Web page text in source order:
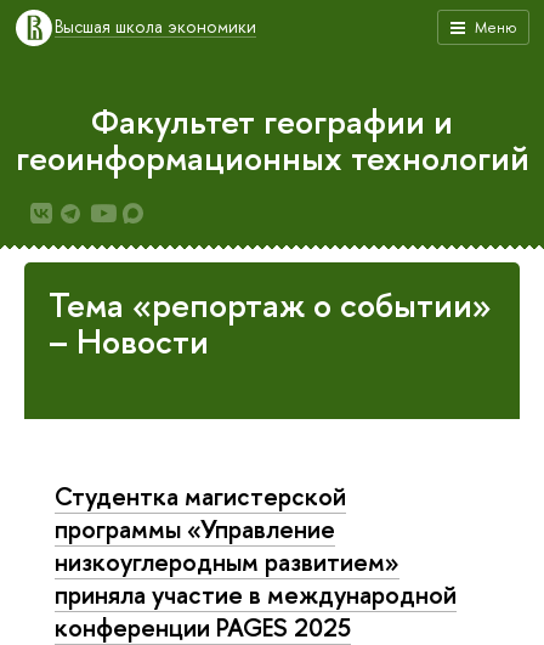
Меню
Высшая школа экономики
Факультет географии и
геоинформационных технологий
Тема «репортаж о событии»
– Новости
Студентка магистерской
программы «Управление
низкоуглеродным развитием»
приняла участие в международной
конференции PAGES 2025